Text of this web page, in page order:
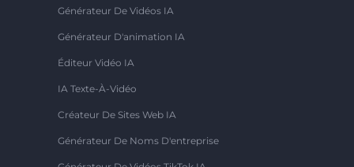
Générateur De Vidéos IA
Générateur D'animation IA
Éditeur Vidéo IA
IA Texte-À-Vidéo
Créateur De Sites Web IA
Générateur De Noms D'entreprise